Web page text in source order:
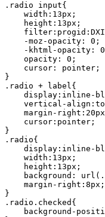
.radio input{
    width:13px;
    height:13px;
    -moz-opacity: 0;
-khtml-opacity:
    opacity: 0;
    cursor: pointer;
}
.radio + label{
display:inline-
vertical-
margin-
    cursor:pointer;
}
.radio{
display:inline-
    width:13px;
    height:13px;
background:
    margin-right:8px;
}
.radio.checked{
background-